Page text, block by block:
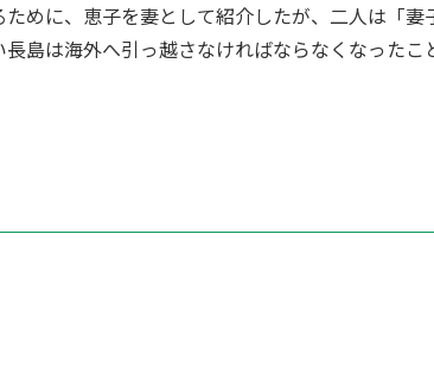
ために、恵子を妻として紹介したが、二人は「
長島は海外へ引っ越さなければならなくなった